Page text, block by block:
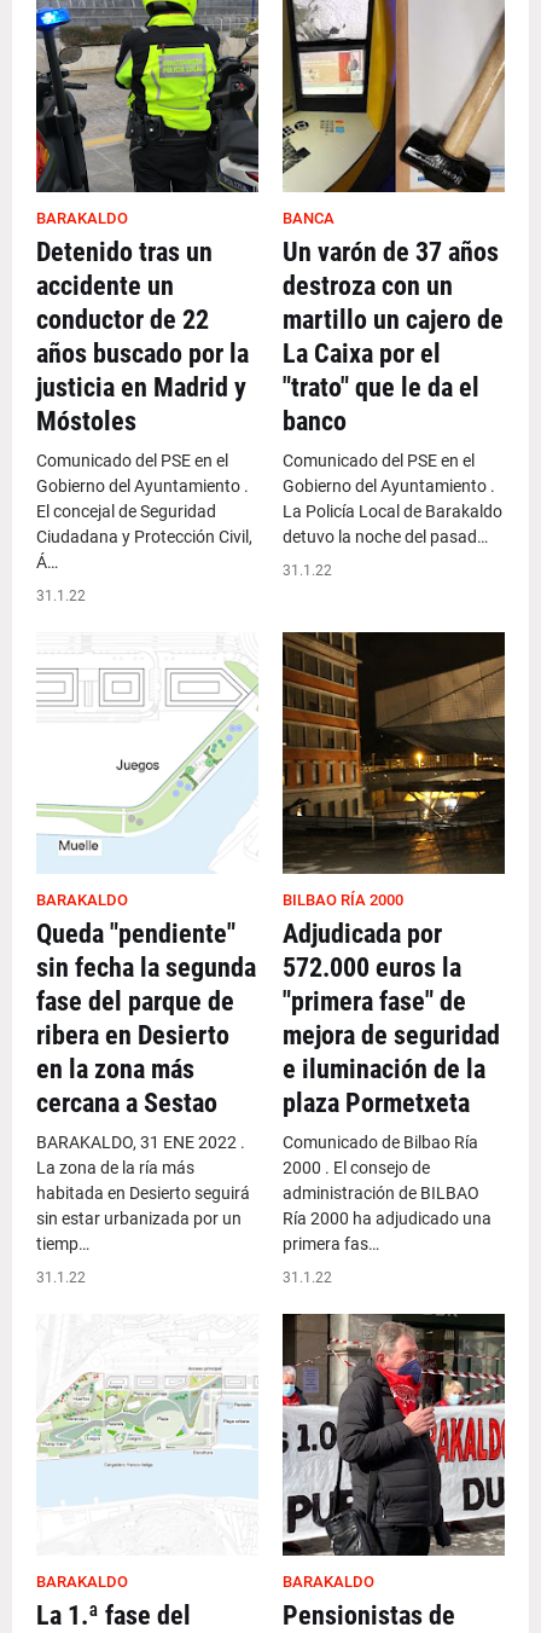
BARAKALDO
Detenido tras un
accidente un
conductor de 22
años buscado por la
justicia en Madrid y
Móstoles
Comunicado del PSE en el
Gobierno del Ayuntamiento .
El concejal de Seguridad
Ciudadana y Protección Civil,
Á…
31.1.22
BANCA
Un varón de 37 años
destroza con un
martillo un cajero de
La Caixa por el
"trato" que le da el
banco
Comunicado del PSE en el
Gobierno del Ayuntamiento .
La Policía Local de Barakaldo
detuvo la noche del pasad…
31.1.22
BARAKALDO
Queda "pendiente"
sin fecha la segunda
fase del parque de
ribera en Desierto
en la zona más
cercana a Sestao
BARAKALDO, 31 ENE 2022 .
La zona de la ría más
habitada en Desierto seguirá
sin estar urbanizada por un
tiemp…
31.1.22
BILBAO RÍA 2000
Adjudicada por
572.000 euros la
"primera fase" de
mejora de seguridad
e iluminación de la
plaza Pormetxeta
Comunicado de Bilbao Ría
2000 . El consejo de
administración de BILBAO
Ría 2000 ha adjudicado una
primera fas…
31.1.22
BARAKALDO
La 1.ª fase del
BARAKALDO
Pensionistas de